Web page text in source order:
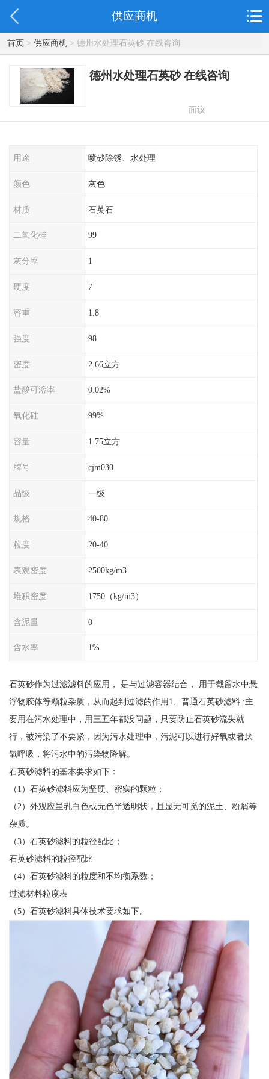
供应商机
首页> 供应商机> 德州水处理石英砂 在线咨询
德州水处理石英砂 在线咨询
面议
用途 喷砂除锈、水处理
颜色 灰色
材质 石英石
二氧化硅 99
灰分率 1
硬度 7
容重 1.8
强度 98
密度 2.66立方
盐酸可溶率 0.02%
氧化硅 99%
容量 1.75立方
牌号 cjm030
品级 一级
规格 40-80
粒度 20-40
表观密度 2500kg/m3
堆积密度 1750（kg/m3）
含泥量 0
含水率 1%
石英砂作为过滤滤料的应用， 是与过滤容器结合， 用于截留水中悬
浮物胶体等颗粒杂质，从而起到过滤的作用1、普通石英砂滤料 :主
要用在污水处理中，用三五年都没问题，只要防止石英砂流失就
行，被污染了不要紧，因为污水处理中，污泥可以进行好氧或者厌
氧呼吸，将污水中的污染物降解。
石英砂滤料的基本要求如下：
（1）石英砂滤料应为坚硬、密实的颗粒；
（2）外观应呈乳白色或无色半透明状，且显无可觅的泥土、粉屑等
杂质。
（3）石英砂滤料的粒径配比；
石英砂滤料的粒径配比
（4）石英砂滤料的粒度和不均衡系数；
过滤材料粒度表
（5）石英砂滤料具体技术要求如下。